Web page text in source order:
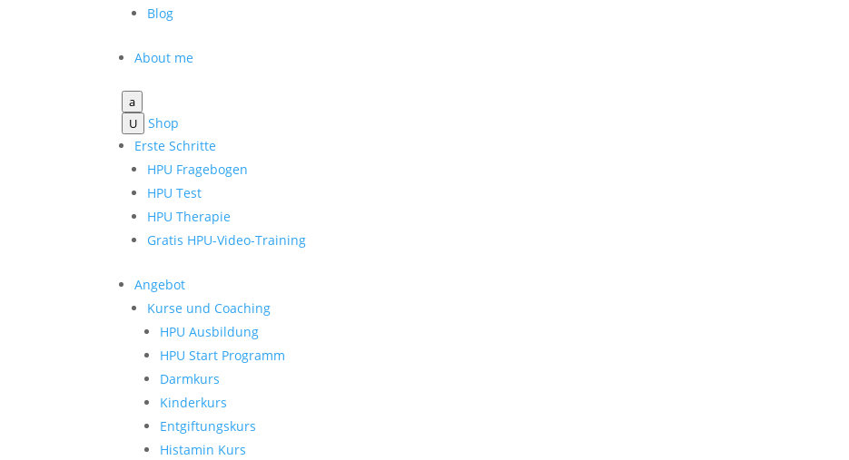
Blog
About me
a
U
Shop
Erste Schritte
HPU Fragebogen
HPU Test
HPU Therapie
Gratis HPU-Video-Training
Angebot
Kurse und Coaching
HPU Ausbildung
HPU Start Programm
Darmkurs
Kinderkurs
Entgiftungskurs
Histamin Kurs